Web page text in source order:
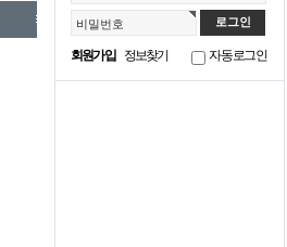
비밀번호
회원가입 정보찾기 자동로그인